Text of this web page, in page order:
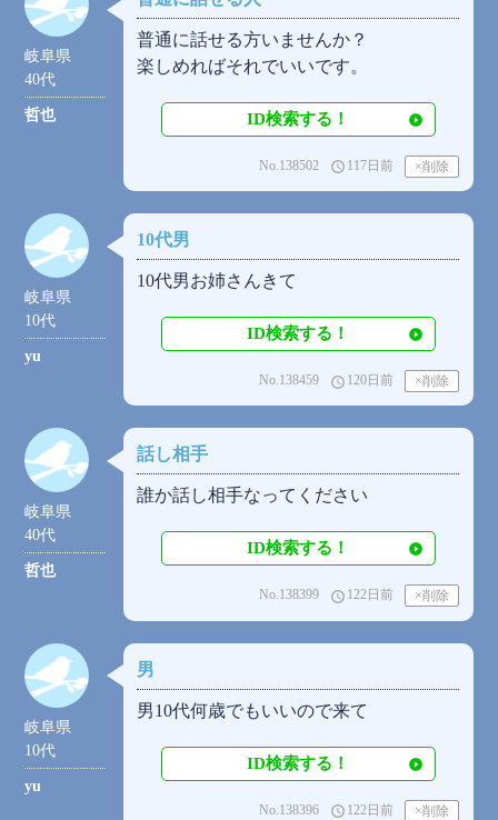
岐阜県
40代
哲也
普通に話せる方いませんか？
楽しめればそれでいいです。
ID検索する！
access_time 117日前
No.138502
岐阜県
10代
yu
10代男
10代男お姉さんきて
ID検索する！
access_time 120日前
No.138459
岐阜県
40代
哲也
話し相手
誰か話し相手なってください
ID検索する！
access_time 122日前
No.138399
岐阜県
10代
yu
男
男10代何歳でもいいので来て
ID検索する！
access_time 122日前
No.138396